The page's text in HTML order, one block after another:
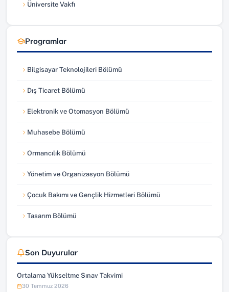
Üniversite Vakfı
(yeni sekmede açılır)
Programlar
Bilgisayar Teknolojileri Bölümü
Dış Ticaret Bölümü
Elektronik ve Otomasyon Bölümü
Muhasebe Bölümü
Ormancılık Bölümü
Yönetim ve Organizasyon Bölümü
Çocuk Bakımı ve Gençlik Hizmetleri Bölümü
Tasarım Bölümü
Son Duyurular
Ortalama Yükseltme Sınav Takvimi
30 Temmuz 2026